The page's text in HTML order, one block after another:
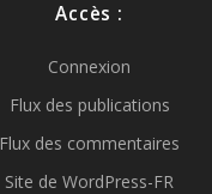
Accès :
Connexion
Flux des publications
Flux des commentaires
Site de WordPress-FR